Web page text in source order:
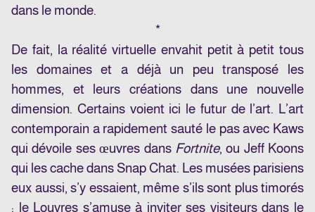
dans le monde.
*
De fait, la réalité virtuelle envahit petit à petit tous
les domaines et a déjà un peu transposé les
hommes, et leurs créations dans une nouvelle
dimension. Certains voient ici le futur de l’art. L’art
contemporain a rapidement sauté le pas avec Kaws
qui dévoile ses œuvres dans Fortnite, ou Jeff Koons
qui les cache dans Snap Chat. Les musées parisiens
eux aussi, s’y essaient, même s’ils sont plus timorés
: le Louvres s’amuse à inviter ses visiteurs dans le